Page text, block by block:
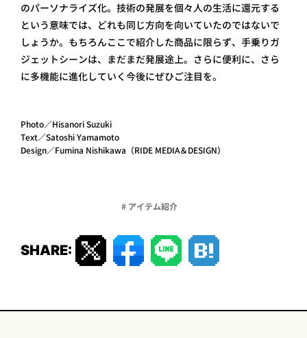
のパーソナライズ化。技術の発展を個々人の生活に還元する
という意味では、どれも同じ方向を向いていたのではないで
しょうか。もちろんここで紹介した商品に限らず、手乗りガ
ジェットシーンは、まだまだ発展途上。さらに便利に、さら
に多機能に進化していく今後にぜひご注目を。
Photo／Hisanori Suzuki
Text／Satoshi Yamamoto
Design／Fumina Nishikawa（RIDE MEDIA＆DESIGN）
# アイテム紹介
SHARE: